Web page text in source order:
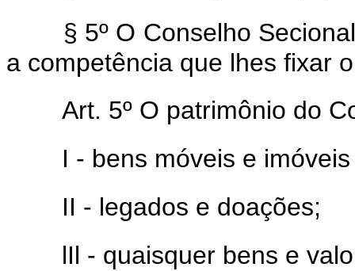
§ 5º O Conselho
a competência que lhes fixar
Art. 5º O patrimônio do
I - bens móveis e
II - legados e doações;
lIl - quaisquer bens e